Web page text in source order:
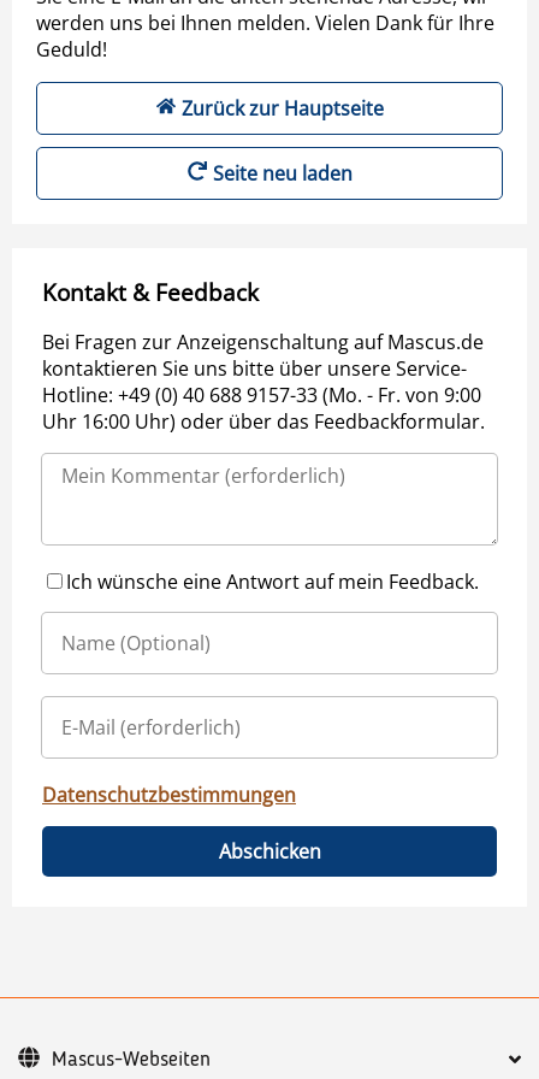
werden uns bei Ihnen melden. Vielen Dank für Ihre
Geduld!
Zurück zur Hauptseite
Seite neu laden
Kontakt & Feedback
Bei Fragen zur Anzeigenschaltung auf Mascus.de
kontaktieren Sie uns bitte über unsere Service-
Hotline: +49 (0) 40 688 9157-33 (Mo. - Fr. von 9:00
Uhr 16:00 Uhr) oder über das Feedbackformular.
Ich wünsche eine Antwort auf mein Feedback.
Datenschutzbestimmungen
Abschicken
Mascus-Webseiten